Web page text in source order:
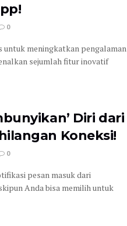
0
untuk meningkatkan pengalaman
sejumlah fitur inovatif
Diri dari
Koneksi!
0
pesan masuk dari
Anda bisa memilih untuk